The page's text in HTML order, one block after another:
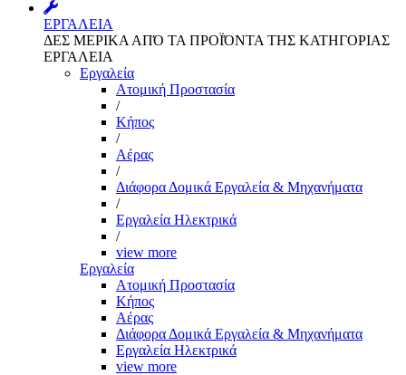
ΕΡΓΑΛΕΙΑ
ΔΕΣ ΜΕΡΙΚΑ ΑΠΌ ΤΑ ΠΡΟΪΌΝΤΑ ΤΗΣ ΚΑΤΗΓΟΡΙΑΣ
ΕΡΓΑΛΕΙΑ
Εργαλεία
Aτομική Προστασία
/
Kήπος
/
Αέρας
/
Διάφορα Δομικά Εργαλεία & Μηχανήματα
/
Εργαλεία Ηλεκτρικά
/
view more
Εργαλεία
Aτομική Προστασία
Kήπος
Αέρας
Διάφορα Δομικά Εργαλεία & Μηχανήματα
Εργαλεία Ηλεκτρικά
view more